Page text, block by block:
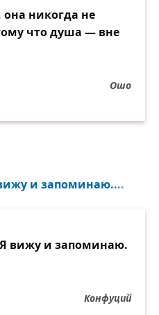
никогда не
что душа — вне
Ошо
и запоминаю....
вижу и запоминаю.
Конфуций